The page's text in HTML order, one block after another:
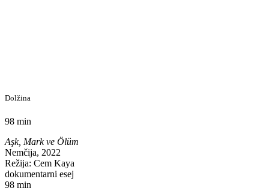
Dolžina
98 min
Aşk, Mark ve Ölüm
Nemčija, 2022
Režija: Cem Kaya
dokumentarni esej
98 min